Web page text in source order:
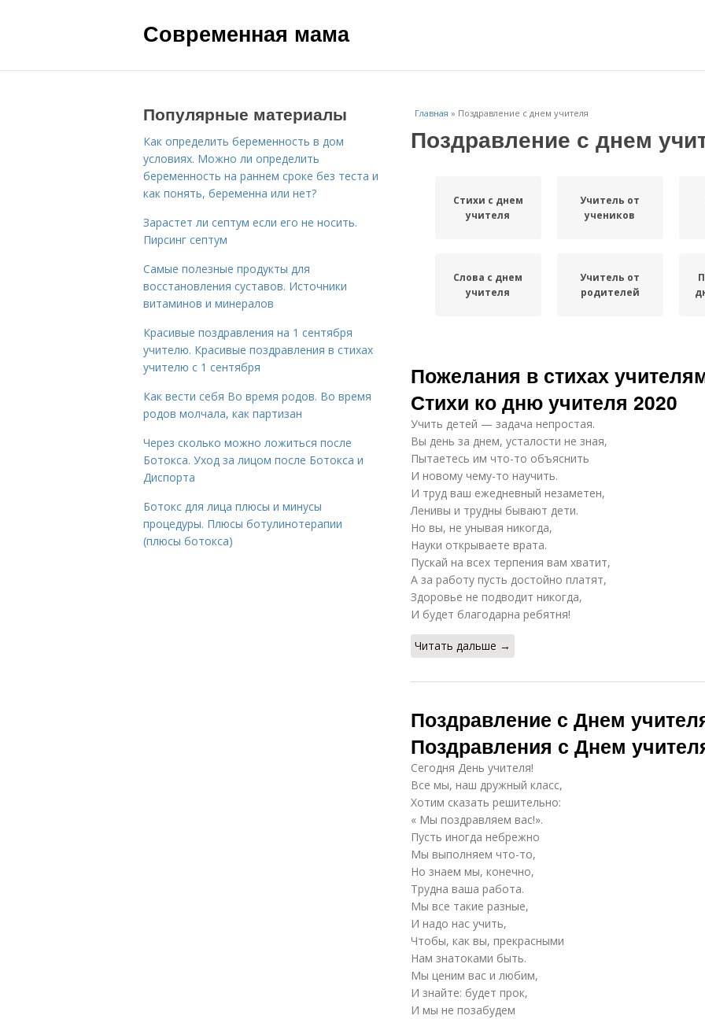
Современная мама
Главная » Поздравление с днем учителя
Поздравление с днем
Стихи с днем
учителя
Учитель от
учеников
Слова с днем
учителя
Учитель от
родителей
учителя
поздравления
Короткое
поздравление
Поздравления с
днем рождения
Поздравления
ко дню
Поздравления
Стихи про
учителя
Стихи для
Учителя от
учеников
Учитель от
ученика
Креативные
поздравления
Учитель на
украинском
Учитель при
Пожелания в стихах
Стихи ко дню учителя 2020
Учить детей — задача непростая.
Вы день за днем, усталости не зная,
Пытаетесь им что-то объяснить
И новому чему-то научить.
И труд ваш ежедневный незаметен,
Ленивы и трудны бывают дети.
Но вы, не унывая никогда,
Науки открываете врата.
Пускай на всех терпения вам хватит,
А за работу пусть достойно платят,
Здоровье не подводит никогда,
И будет благодарна ребятня!
Читать дальше →
Поздравление с Днем
Поздравления с Днем
Сегодня День учителя!
Все мы, наш дружный класс,
Хотим сказать решительно:
« Мы поздравляем вас!».
Пусть иногда небрежно
Мы выполняем что-то,
Но знаем мы, конечно,
Трудна ваша работа.
Мы все такие разные,
И надо нас учить,
Чтобы, как вы, прекрасными
Нам знатоками быть.
Мы ценим вас и любим,
И знайте: будет прок,
И мы не позабудем
Популярные материалы
Как определить беременность в дом
условиях. Можно ли определить
беременность на раннем сроке без теста и
как понять, беременна или нет?
Зарастет ли септум если его не носить.
Пирсинг септум
Самые полезные продукты для
восстановления суставов. Источники
витаминов и минералов
Красивые поздравления на 1 сентября
учителю. Красивые поздравления в стихах
учителю с 1 сентября
Как вести себя Во время родов. Во время
родов молчала, как партизан
Через сколько можно ложиться после
Ботокса. Уход за лицом после Ботокса и
Диспорта
Ботокс для лица плюсы и минусы
процедуры. Плюсы ботулинотерапии
(плюсы ботокса)